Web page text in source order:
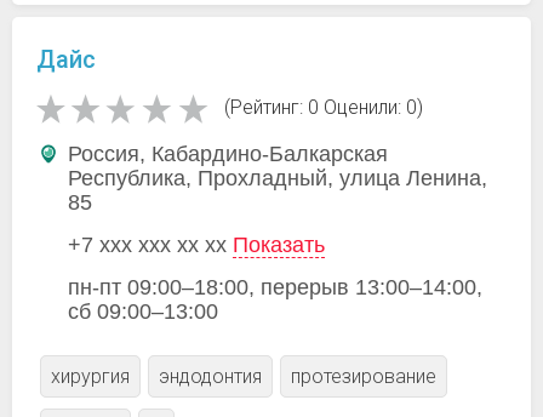
Дайс
(Рейтинг: 0 Оценили: 0)
Россия, Кабардино-Балкарская
Республика, Прохладный, улица Ленина,
85
+7 xxx xxx xx xx Показать
пн-пт 09:00–18:00, перерыв 13:00–14:00,
сб 09:00–13:00
хирургия эндодонтия протезирование